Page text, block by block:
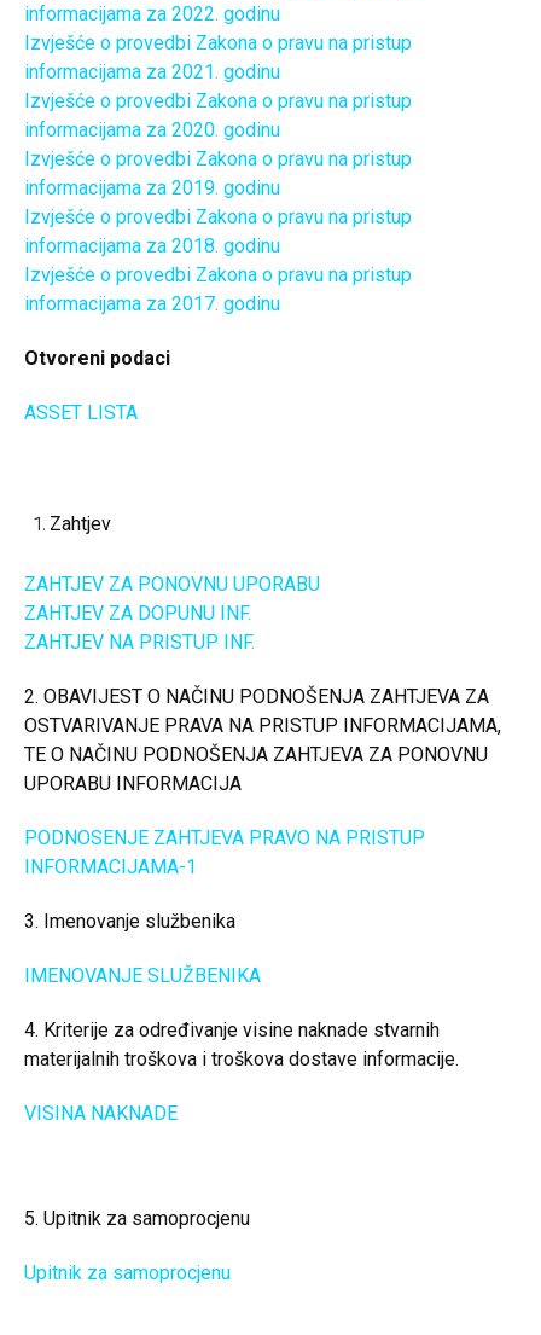
informacijama za 2022. godinu
Izvješće o provedbi Zakona o pravu na pristup
informacijama za 2021. godinu
Izvješće o provedbi Zakona o pravu na pristup
informacijama za 2020. godinu
Izvješće o provedbi Zakona o pravu na pristup
informacijama za 2019. godinu
Izvješće o provedbi Zakona o pravu na pristup
informacijama za 2018. godinu
Izvješće o provedbi Zakona o pravu na pristup
informacijama za 2017. godinu
Otvoreni podaci
ASSET LISTA
Zahtjev
ZAHTJEV ZA PONOVNU UPORABU
ZAHTJEV ZA DOPUNU INF.
ZAHTJEV NA PRISTUP INF.
2. OBAVIJEST O NAČINU PODNOŠENJA ZAHTJEVA ZA
OSTVARIVANJE PRAVA NA PRISTUP INFORMACIJAMA,
TE O NAČINU PODNOŠENJA ZAHTJEVA ZA PONOVNU
UPORABU INFORMACIJA
PODNOSENJE ZAHTJEVA PRAVO NA PRISTUP
INFORMACIJAMA-1
3. Imenovanje službenika
IMENOVANJE SLUŽBENIKA
4. Kriterije za određivanje visine naknade stvarnih
materijalnih troškova i troškova dostave informacije.
VISINA NAKNADE
5. Upitnik za samoprocjenu
Upitnik za samoprocjenu